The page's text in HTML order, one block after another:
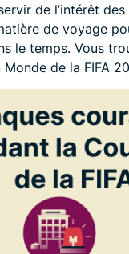
de l’intérêt
de voyage
le temps. Vous
de la FIFA